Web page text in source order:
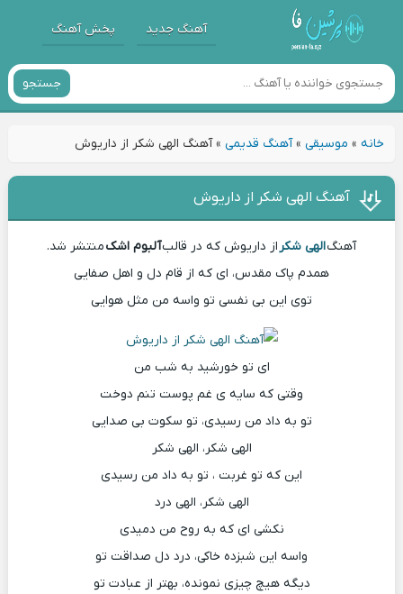
آهنگ جدید پخش آهنگ
جستجو
خانه» موسیقی»آهنگ قدیمی»آهنگ الهی شکر از داریوش
آهنگ الهی شکر از داریوش
آهنگالهی شکر از داریوش که در قالبآلبوم اشکمنتشر شد.
همدم پاک مقدس، ای که از قام دل و اهل صفایی
توی این بی نفسی تو واسه من مثل هوایی
ای تو خورشید به شب من
وقتی که سایه ی غم پوست تنم دوخت
تو به داد من رسیدی، تو سکوت بی صدایی
الهی شکر، الهی شکر
این که تو غربت ، تو به داد من رسیدی
الهی شکر، الهی درد
نکشی ای که به روح من دمیدی
واسه این شبزده خاکی، درد دل صداقت تو
دیگه هیچ چیزی نمونده، بهتر از عبادت تو